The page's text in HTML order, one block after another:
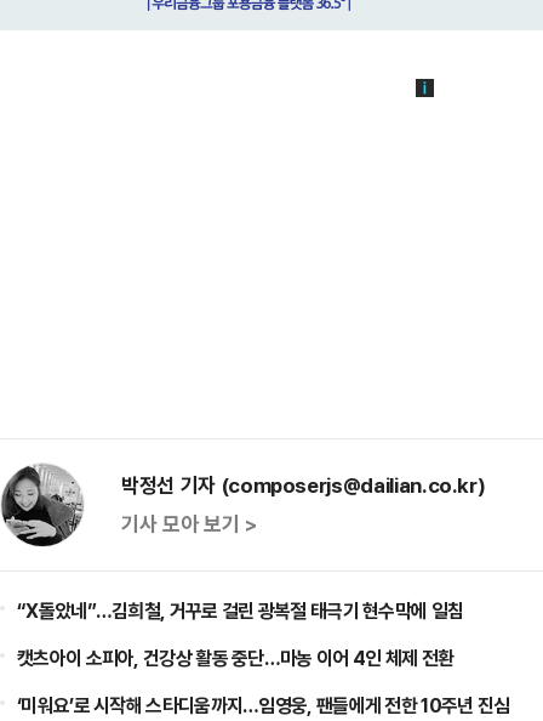
박정선 기자 (composerjs@dailian.co.kr)
기사 모아 보기 >
“X돌았네”…김희철, 거꾸로 걸린 광복절 태극기 현수막에 일침
캣츠아이 소피아, 건강상 활동 중단…마농 이어 4인 체제 전환
‘미워요’로 시작해 스타디움까지…임영웅, 팬들에게 전한 10주년 진심